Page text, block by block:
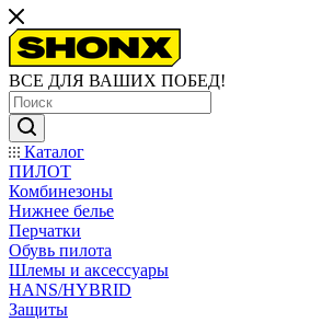
ВСЕ ДЛЯ ВАШИХ ПОБЕД!
Каталог
ПИЛОТ
Комбинезоны
Нижнее белье
Перчатки
Обувь пилота
Шлемы и аксессуары
HANS/HYBRID
Защиты